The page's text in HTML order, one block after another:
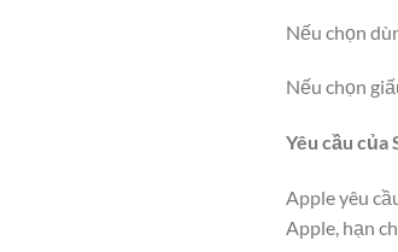
Nếu chọn
Nếu chọn
Yêu cầu của
Apple yêu
Apple, hạn